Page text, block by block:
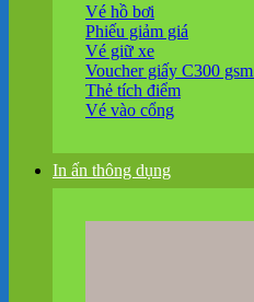
Vé hồ bơi
Phiếu giảm giá
Vé giữ xe
Voucher giấy C300 gsm
Thẻ tích điểm
Vé vào cổng
In ấn thông dụng